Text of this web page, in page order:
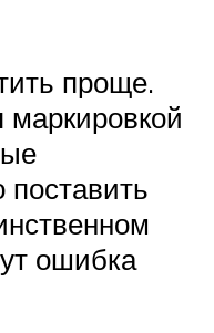
проще.
маркировкой
ошибка